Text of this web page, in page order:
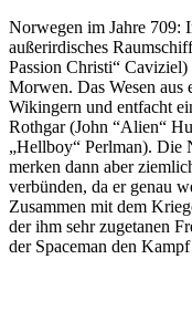
Norwegen im Jahre 709:
außerirdisches
Passion Christi“ Caviziel)
Morwen. Das Wesen aus
Wikingern und entfacht
Rothgar (John “Alien“
„Hellboy“ Perlman). Die
merken dann aber
verbünden, da er genau
Zusammen mit dem
der ihm sehr zugetanen
der Spaceman den